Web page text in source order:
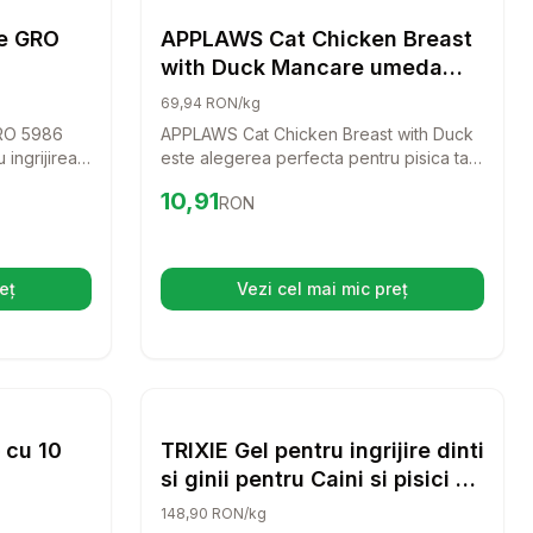
Pisici
GRO
5986
ingrijirea
acest
o
tine si
într-o filă nouă)
Pisici
APPLAWS Cat Chicken Breast
with Duck Mancare umeda
pisica, cu pui si rata 156g
69,94 RON/kg
APPLAWS Cat Chicken Breast with Duck
este alegerea perfecta pentru pisica ta,
sanatoasa. Cu ingrediente de calitate
gusturi ale felinei tale.
Preț:10.91
10,91RON
Vezi cel mai mic preț(se deschide într-o filă
Pisici
cu 10
Pisici
TRIXIE Gel pentru ingrijire dinti
si ginii pentru Caini si pisici -
148,90 RON/kg